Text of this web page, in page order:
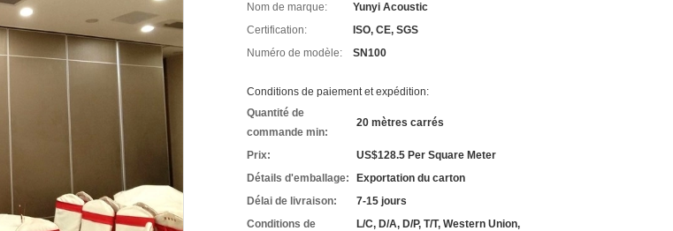
Nom de marque:
Yunyi Acoustic
Certification:
ISO, CE, SGS
Numéro de modèle:
SN100
Conditions de paiement et expédition:
Quantité de
commande min:
20 mètres carrés
Prix:
US$128.5 Per Square Meter
Détails d'emballage:
Exportation du carton
Délai de livraison:
7-15 jours
Conditions de
L/C, D/A, D/P, T/T, Western Union,